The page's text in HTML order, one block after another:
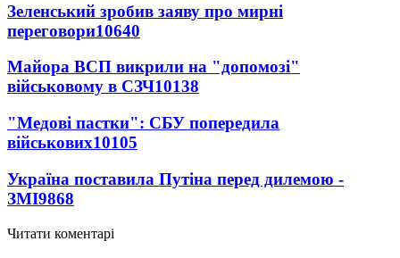
Зеленський зробив заяву про мирні
переговори10640
Майора ВСП викрили на "допомозі"
військовому в СЗЧ10138
"Медові пастки": СБУ попередила
військових10105
Україна поставила Путіна перед дилемою -
ЗМІ9868
Читати коментарі